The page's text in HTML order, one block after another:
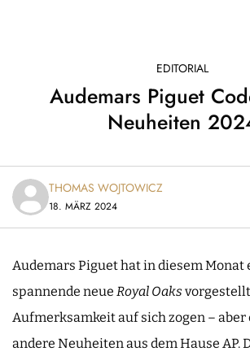
EDITORIAL
Audemars Piguet
Neuheiten
THOMAS WOJTOWICZ
18. MÄRZ 2024
Audemars Piguet hat in diesem Monat
spannende neue Royal Oaks
Aufmerksamkeit auf sich zogen – aber
andere Neuheiten aus dem Hause AP.